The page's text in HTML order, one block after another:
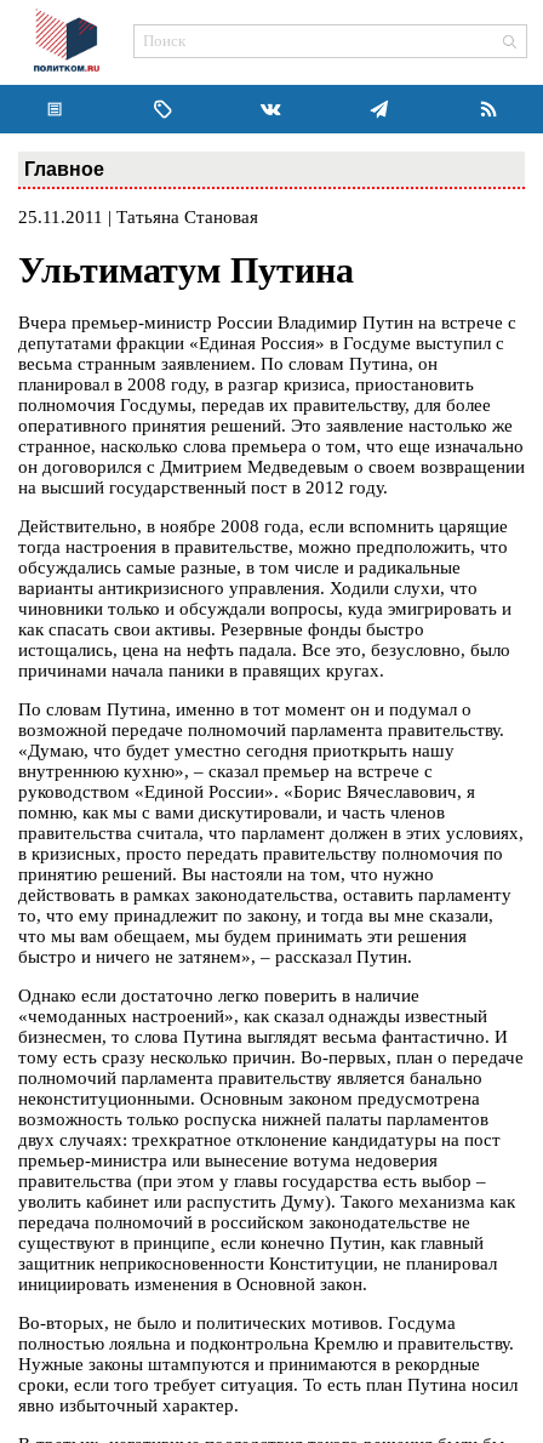
Главное
25.11.2011 | Татьяна Становая
Ультиматум Путина
Вчера премьер-министр России Владимир Путин на встрече с
депутатами фракции «Единая Россия» в Госдуме выступил с
весьма странным заявлением. По словам Путина, он
планировал в 2008 году, в разгар кризиса, приостановить
полномочия Госдумы, передав их правительству, для более
оперативного принятия решений. Это заявление настолько же
странное, насколько слова премьера о том, что еще изначально
он договорился с Дмитрием Медведевым о своем возвращении
на высший государственный пост в 2012 году.
Действительно, в ноябре 2008 года, если вспомнить царящие
тогда настроения в правительстве, можно предположить, что
обсуждались самые разные, в том числе и радикальные
варианты антикризисного управления. Ходили слухи, что
чиновники только и обсуждали вопросы, куда эмигрировать и
как спасать свои активы. Резервные фонды быстро
истощались, цена на нефть падала. Все это, безусловно, было
причинами начала паники в правящих кругах.
По словам Путина, именно в тот момент он и подумал о
возможной передаче полномочий парламента правительству.
«Думаю, что будет уместно сегодня приоткрыть нашу
внутреннюю кухню», – сказал премьер на встрече с
руководством «Единой России». «Борис Вячеславович, я
помню, как мы с вами дискутировали, и часть членов
правительства считала, что парламент должен в этих условиях,
в кризисных, просто передать правительству полномочия по
принятию решений. Вы настояли на том, что нужно
действовать в рамках законодательства, оставить парламенту
то, что ему принадлежит по закону, и тогда вы мне сказали,
что мы вам обещаем, мы будем принимать эти решения
быстро и ничего не затянем», – рассказал Путин.
Однако если достаточно легко поверить в наличие
«чемоданных настроений», как сказал однажды известный
бизнесмен, то слова Путина выглядят весьма фантастично. И
тому есть сразу несколько причин. Во-первых, план о передаче
полномочий парламента правительству является банально
неконституционными. Основным законом предусмотрена
возможность только роспуска нижней палаты парламентов
двух случаях: трехкратное отклонение кандидатуры на пост
премьер-министра или вынесение вотума недоверия
правительства (при этом у главы государства есть выбор –
уволить кабинет или распустить Думу). Такого механизма как
передача полномочий в российском законодательстве не
существуют в принципе¸ если конечно Путин, как главный
защитник неприкосновенности Конституции, не планировал
инициировать изменения в Основной закон.
Во-вторых, не было и политических мотивов. Госдума
полностью лояльна и подконтрольна Кремлю и правительству.
Нужные законы штампуются и принимаются в рекордные
сроки, если того требует ситуация. То есть план Путина носил
явно избыточный характер.